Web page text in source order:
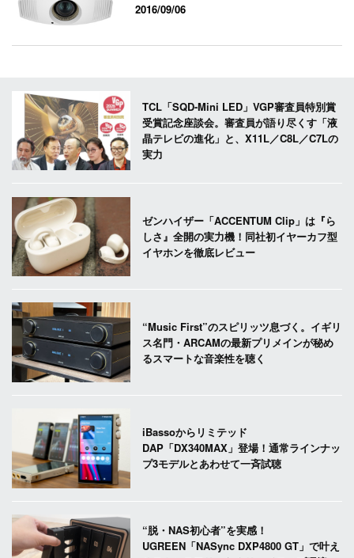
2016/09/06
TCL「SQD-Mini LED」VGP審査員特別賞
受賞記念座談会。審査員が語り尽くす「液
晶テレビの進化」と、X11L／C8L／C7Lの
実力
ゼンハイザー「ACCENTUM Clip」は『ら
しさ』全開の実力機！同社初イヤーカフ型
イヤホンを徹底レビュー
“Music First”のスピリッツ息づく。イギリ
ス名門・ARCAMの最新プリメインが秘め
るスマートな音楽性を聴く
iBassoからリミテッド
DAP「DX340MAX」登場！通常ラインナッ
プ3モデルとあわせて一斉試聴
“脱・NAS初心者”を実感！
UGREEN「NASync DXP4800 GT」で叶え